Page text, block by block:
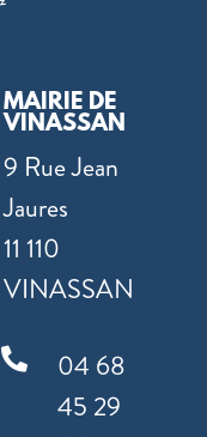
MAIRIE DE
VINASSAN
9 Rue Jean
Jaures
11 110
VINASSAN

04 68
45 29